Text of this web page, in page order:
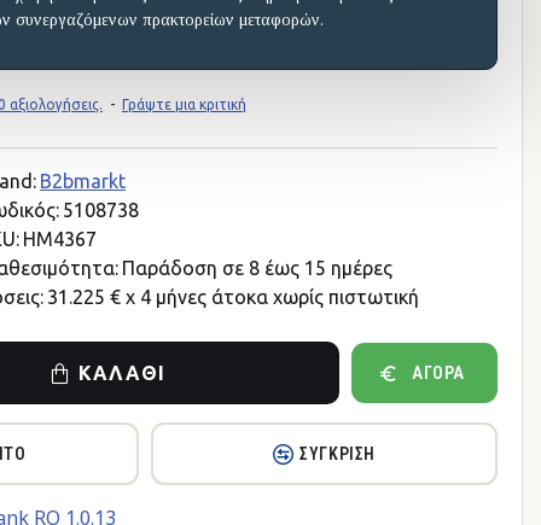
συνεργαζόμενων πρακτορείων μεταφορών.
- Γράψτε μια κριτική
B2bmarkt
5108738
HM4367
Παράδοση σε 8 έως 15 ημέρες
31.225 € x 4 μήνες άτοκα χωρίς πιστωτική
ΚΑΛΆΘΙ ΑΓΟΡΆ
ΣΎΓΚΡΙΣΗ